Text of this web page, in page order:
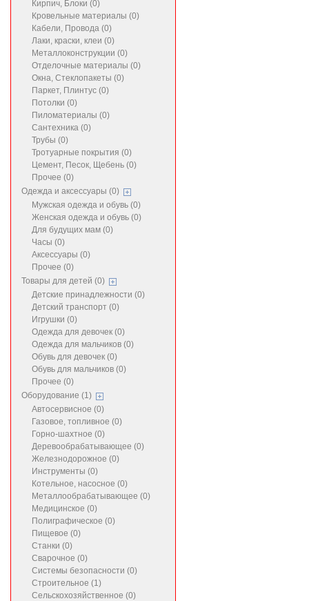
Кирпич, Блоки (0)
Кровельные материалы (0)
Кабели, Провода (0)
Лаки, краски, клеи (0)
Металлоконструкции (0)
Отделочные материалы (0)
Окна, Стеклопакеты (0)
Паркет, Плинтус (0)
Потолки (0)
Пиломатериалы (0)
Сантехника (0)
Трубы (0)
Тротуарные покрытия (0)
Цемент, Песок, Щебень (0)
Прочее (0)
Одежда и аксессуары (0)
Мужская одежда и обувь (0)
Женская одежда и обувь (0)
Для будущих мам (0)
Часы (0)
Аксессуары (0)
Прочее (0)
Товары для детей (0)
Детские принадлежности (0)
Детский транспорт (0)
Игрушки (0)
Одежда для девочек (0)
Одежда для мальчиков (0)
Обувь для девочек (0)
Обувь для мальчиков (0)
Прочее (0)
Оборудование (1)
Автосервисное (0)
Газовое, топливное (0)
Горно-шахтное (0)
Деревообрабатывающее (0)
Железнодорожное (0)
Инструменты (0)
Котельное, насосное (0)
Металлообрабатывающее (0)
Медицинское (0)
Полиграфическое (0)
Пищевое (0)
Станки (0)
Сварочное (0)
Системы безопасности (0)
Строительное (1)
Сельскохозяйственное (0)